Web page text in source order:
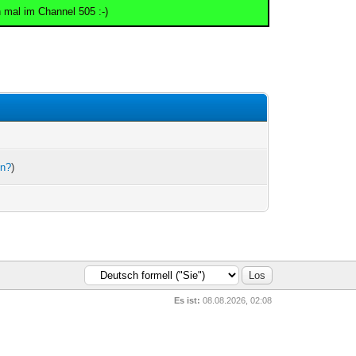
im Channel 505 :-)
)
Es ist: 08.08.2026, 02:08